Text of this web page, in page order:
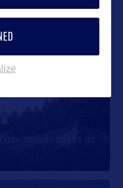
a su entretenir
zone de loisirs de